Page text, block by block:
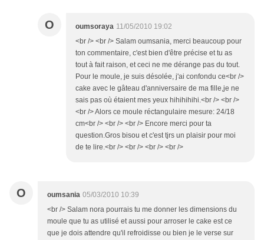
O oumsoraya 11/05/2010 19:02
<br /> <br /> Salam oumsania, merci beaucoup pour
ton commentaire, c'est bien d'être précise et tu as
tout à fait raison, et ceci ne me dérange pas du tout.
Pour le moule, je suis désolée, j'ai confondu ce<br />
cake avec le gâteau d'anniversaire de ma fille,je ne
sais pas où étaient mes yeux hihihihihi.<br /> <br />
<br /> Alors ce moule réctangulaire mesure: 24/18
cm<br /> <br /> <br /> Encore merci pour ta
question.Gros bisou et c'est tjrs un plaisir pour moi
de te lire.<br /> <br /> <br /> <br />
O oumsania 05/03/2010 10:39
<br /> Salam nora pourrais tu me donner les dimensions du
moule que tu as utilisé et aussi pour arroser le cake est ce
que je dois attendre qu'il refroidisse ou bien je le verse sur